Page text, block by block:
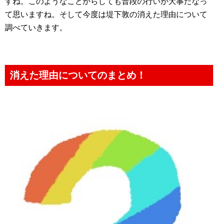
て思いますね。そして今度は堤下敦の消えた理由について
調べていきます。
消えた理由についてのまとめ！